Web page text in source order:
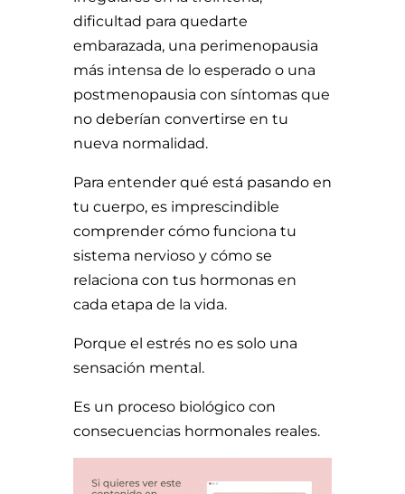
dificultad para quedarte
embarazada, una perimenopausia
más intensa de lo esperado o una
postmenopausia con síntomas que
no deberían convertirse en tu
nueva normalidad.
Para entender qué está pasando en
tu cuerpo, es imprescindible
comprender cómo funciona tu
sistema nervioso y cómo se
relaciona con tus hormonas en
cada etapa de la vida.
Porque el estrés no es solo una
sensación mental.
Es un proceso biológico con
consecuencias hormonales reales.